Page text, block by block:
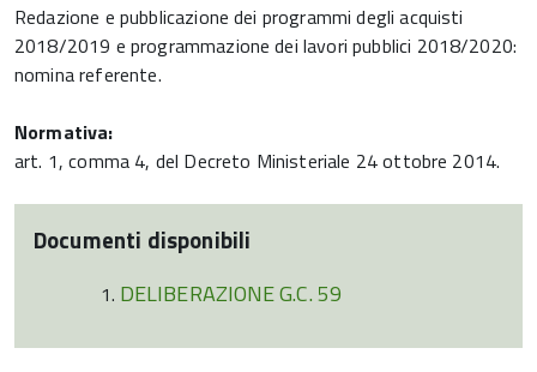
Redazione e pubblicazione dei programmi degli acquisti
2018/2019 e programmazione dei lavori pubblici 2018/2020:
nomina referente.
Normativa:
art. 1, comma 4, del Decreto Ministeriale 24 ottobre 2014.
Documenti disponibili
DELIBERAZIONE G.C. 59